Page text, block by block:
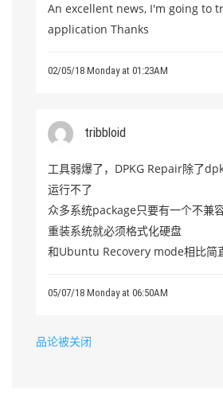
An excellent news, I'm going to
application Thanks
02/05/18 Monday at 01:23AM
tribbloid
工具弱爆了，DPKG Repair除了
运行不了
众多系统package只要有一个不兼
重装系统就必须格式化硬盘
和Ubuntu Recovery mode相比简
05/07/18 Monday at 06:50AM
品论被关闭